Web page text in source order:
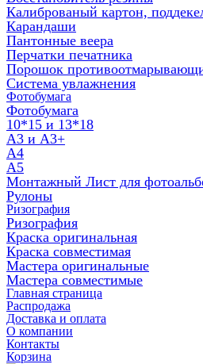
Калиброваный картон,
Карандаши
Пантонные веера
Перчатки печатника
Порошок
Система увлажнения
Фотобумага
Фотобумага
10*15 и 13*18
A3 и А3+
А4
А5
Монтажный Лист для
Рулоны
Ризография
Ризография
Краска оригинальная
Краска совместимая
Мастера оригинальные
Мастера совместимые
Главная страница
Распродажа
Доставка и оплата
О компании
Контакты
Корзина